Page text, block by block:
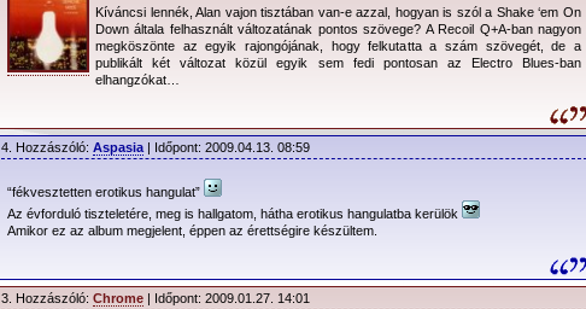
Kíváncsi lennék, Alan vajon tisztában van-e azzal, hogyan is szól a Shake ‘em On
Down általa felhasznált változatának pontos szövege? A Recoil Q+A-ban nagyon
megköszönte az egyik rajongójának, hogy felkutatta a szám szövegét, de a
publikált két változat közül egyik sem fedi pontosan az Electro Blues-ban
elhangzókat…
4. Hozzászóló: Aspasia | Időpont: 2009.04.13. 08:59
“fékvesztetten erotikus hangulat”
Az évforduló tiszteletére, meg is hallgatom, hátha erotikus hangulatba kerülök
Amikor ez az album megjelent, éppen az érettségire készültem.
3. Hozzászóló: Chrome | Időpont: 2009.01.27. 14:01